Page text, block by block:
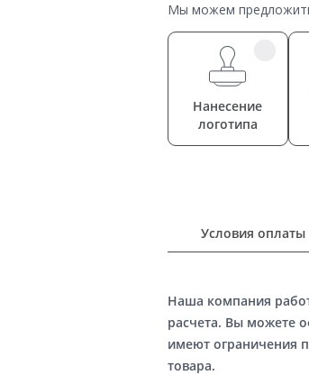
Мы можем предложить
Нанесение
логотипа
Условия оплаты
Наша компания
расчета. Вы можете
имеют ограничения
товара.